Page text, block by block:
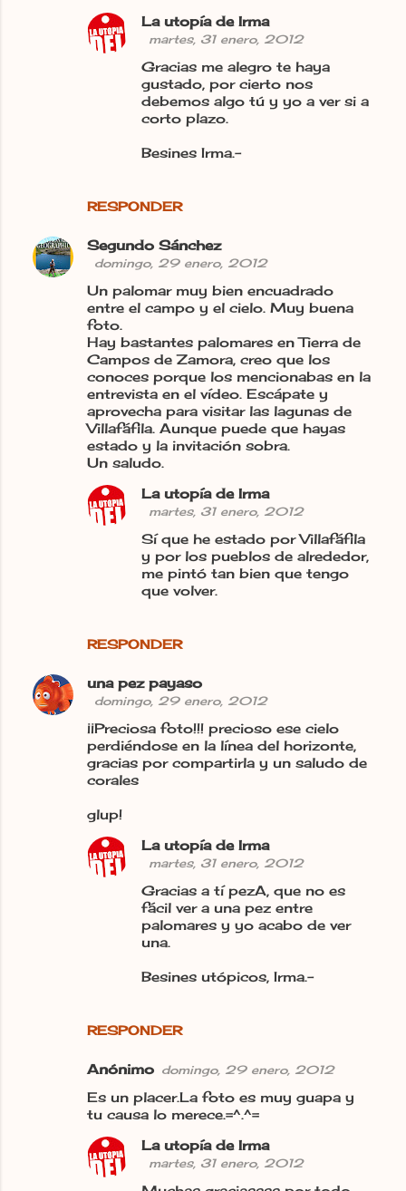
RESPONDER
La utopía de Irma
martes, 31 enero, 2012
Gracias me alegro te haya
gustado, por cierto nos
debemos algo tú y yo a ver si a
corto plazo.
Besines Irma.-
Segundo Sánchez
domingo, 29 enero, 2012
Un palomar muy bien encuadrado
entre el campo y el cielo. Muy buena
foto.
Hay bastantes palomares en Tierra de
Campos de Zamora, creo que los
conoces porque los mencionabas en la
entrevista en el vídeo. Escápate y
aprovecha para visitar las lagunas de
Villafáfila. Aunque puede que hayas
estado y la invitación sobra.
Un saludo.
RESPONDER
La utopía de Irma
martes, 31 enero, 2012
Sí que he estado por Villafáfila
y por los pueblos de alrededor,
me pintó tan bien que tengo
que volver.
una pez payaso
domingo, 29 enero, 2012
¡¡Preciosa foto!!! precioso ese cielo
perdiéndose en la línea del horizonte,
gracias por compartirla y un saludo de
corales
glup!
RESPONDER
La utopía de Irma
martes, 31 enero, 2012
Gracias a tí pezA, que no es
fácil ver a una pez entre
palomares y yo acabo de ver
una.
Besines utópicos, Irma.-
Anónimo domingo, 29 enero, 2012
Es un placer.La foto es muy guapa y
tu causa lo merece.=^.^=
La utopía de Irma
martes, 31 enero, 2012